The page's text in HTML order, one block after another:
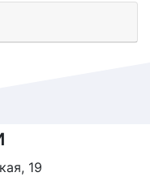
19